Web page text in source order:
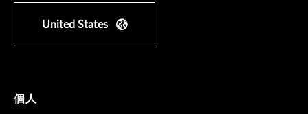
United States
個人